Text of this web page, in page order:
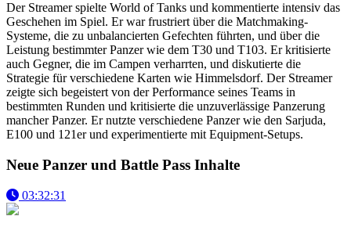
Der Streamer spielte World of Tanks und kommentierte intensiv das
Geschehen im Spiel. Er war frustriert über die Matchmaking-
Systeme, die zu unbalancierten Gefechten führten, und über die
Leistung bestimmter Panzer wie dem T30 und T103. Er kritisierte
auch Gegner, die im Campen verharrten, und diskutierte die
Strategie für verschiedene Karten wie Himmelsdorf. Der Streamer
zeigte sich begeistert von der Performance seines Teams in
bestimmten Runden und kritisierte die unzuverlässige Panzerung
mancher Panzer. Er nutzte verschiedene Panzer wie den Sarjuda,
E100 und 121er und experimentierte mit Equipment-Setups.
Neue Panzer und Battle Pass Inhalte
03:32:31